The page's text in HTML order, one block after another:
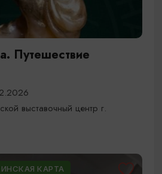
Путешествие
выставочный центр г.
КАРТА